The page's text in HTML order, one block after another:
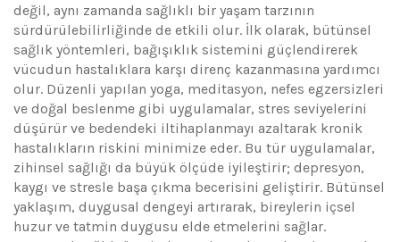
değil, aynı zamanda sağlıklı bir yaşam tarzının
sürdürülebilirliğinde de etkili olur. İlk olarak, bütünsel
sağlık yöntemleri, bağışıklık sistemini güçlendirerek
vücudun hastalıklara karşı direnç kazanmasına yardımcı
olur. Düzenli yapılan yoga, meditasyon, nefes egzersizleri
ve doğal beslenme gibi uygulamalar, stres seviyelerini
düşürür ve bedendeki iltihaplanmayı azaltarak kronik
hastalıkların riskini minimize eder. Bu tür uygulamalar,
zihinsel sağlığı da büyük ölçüde iyileştirir; depresyon,
kaygı ve stresle başa çıkma becerisini geliştirir. Bütünsel
yaklaşım, duygusal dengeyi artırarak, bireylerin içsel
huzur ve tatmin duygusu elde etmelerini sağlar.